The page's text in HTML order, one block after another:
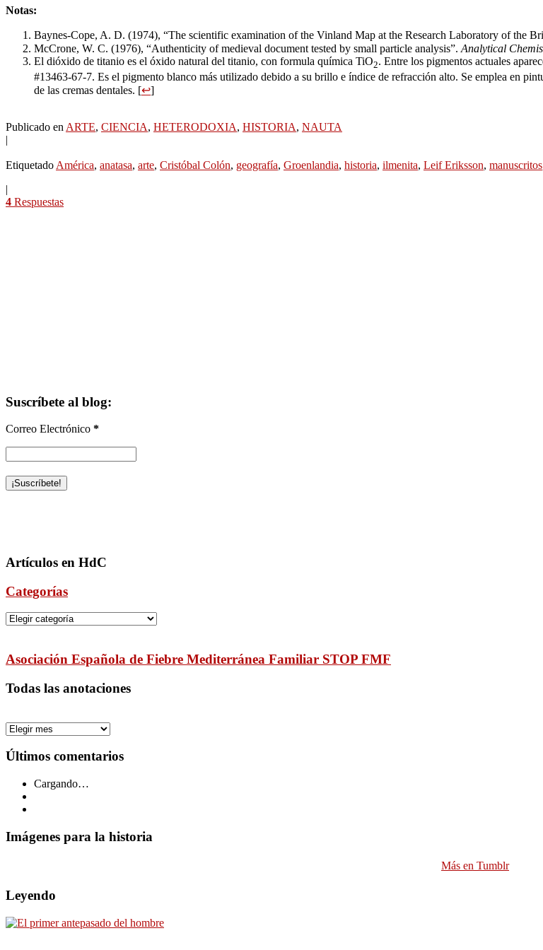
Notas:
Baynes-Cope, A. D. (1974), “The scientific examination of the Vinland Map at the Research Laboratory of the
McCrone, W. C. (1976), “Authenticity of medieval document tested by small particle analysis”. Analytical
El dióxido de titanio es el óxido natural del titanio, con formula química TiO2. Entre los pigmentos actuales
#13463-67-7. Es el pigmento blanco más utilizado debido a su brillo e índice de refracción alto. Se emplea en
de las cremas dentales. [↩]
Publicado en ARTE, CIENCIA, HETERODOXIA, HISTORIA, NAUTA
|
Etiquetado América, anatasa, arte, Cristóbal Colón, geografía, Groenlandia, historia, ilmenita, Leif Eriksson, manuscritos
|
4 Respuestas
Suscríbete al blog:
Correo Electrónico *
Artículos en HdC
Categorías
Categorías
Asociación Española de Fiebre Mediterránea Familiar STOP FMF
Todas las anotaciones
las
Últimos comentarios
Cargando…
Imágenes para la historia
Más en Tumblr
Leyendo